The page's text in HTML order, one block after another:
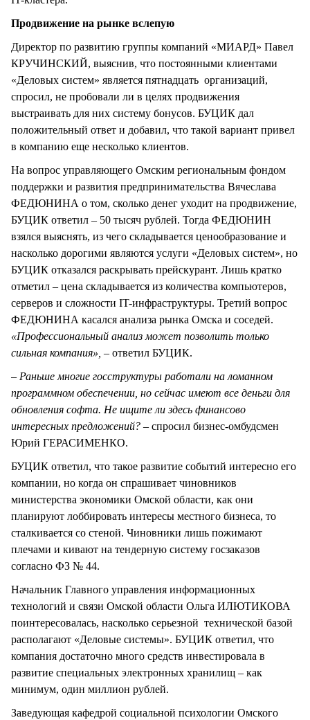
Продвижение на рынке вслепую
Директор по развитию группы компаний «МИАРД» Павел
КРУЧИНСКИЙ, выяснив, что постоянными клиентами
«Деловых систем» является пятнадцать организаций,
спросил, не пробовали ли в целях продвижения
выстраивать для них систему бонусов. БУЦИК дал
положительный ответ и добавил, что такой вариант привел
в компанию еще несколько клиентов.
На вопрос управляющего Омским региональным фондом
поддержки и развития предпринимательства Вячеслава
ФЕДЮНИНА о том, сколько денег уходит на продвижение,
БУЦИК ответил – 50 тысяч рублей. Тогда ФЕДЮНИН
взялся выяснять, из чего складывается ценообразование и
насколько дорогими являются услуги «Деловых систем», но
БУЦИК отказался раскрывать прейскурант. Лишь кратко
отметил – цена складывается из количества компьютеров,
серверов и сложности IT-инфраструктуры. Третий вопрос
ФЕДЮНИНА касался анализа рынка Омска и соседей.
«Профессиональный анализ может позволить только
сильная компания», – ответил БУЦИК.
– Раньше многие госструктуры работали на ломанном
программном обеспечении, но сейчас имеют все деньги для
обновления софта. Не ищите ли здесь финансово
интересных предложений? – спросил бизнес-омбудсмен
Юрий ГЕРАСИМЕНКО.
БУЦИК ответил, что такое развитие событий интересно его
компании, но когда он спрашивает чиновников
министерства экономики Омской области, как они
планируют лоббировать интересы местного бизнеса, то
сталкивается со стеной. Чиновники лишь пожимают
плечами и кивают на тендерную систему госзаказов
согласно ФЗ № 44.
Начальник Главного управления информационных
технологий и связи Омской области Ольга ИЛЮТИКОВА
поинтересовалась, насколько серьезной технической базой
располагают «Деловые системы». БУЦИК ответил, что
компания достаточно много средств инвестировала в
развитие специальных электронных хранилищ – как
минимум, один миллион рублей.
Заведующая кафедрой социальной психологии Омского